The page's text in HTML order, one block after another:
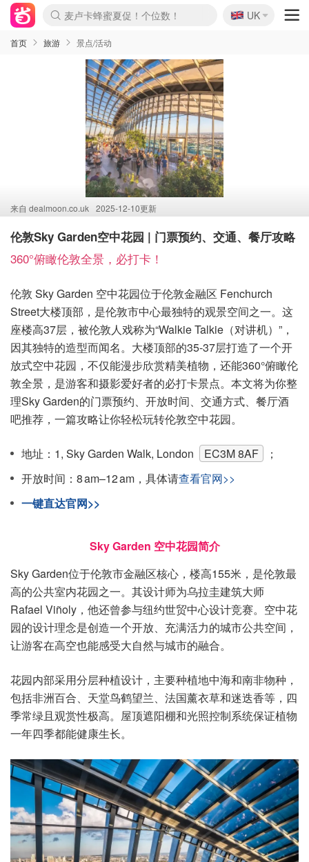
麦卢卡蜂蜜夏促！个位数！
Prada/Miu 4.8折！
啥？必胜客披萨5折！
🇬🇧
UK
首页 旅游 景点/活动
来自 dealmoon.co.uk 2025-12-10更新
伦敦Sky Garden空中花园 | 门票预约、交通、餐厅攻略
360°俯瞰伦敦全景，必打卡！
伦敦 Sky Garden 空中花园位于伦敦金融区 Fenchurch
Street大楼顶部，是伦敦市中心最独特的观景空间之一。这
座楼高37层，被伦敦人戏称为“Walkie Talkie（对讲机）”，
因其独特的造型而闻名。大楼顶部的35-37层打造了一个开
放式空中花园，不仅能漫步欣赏精美植物，还能360°俯瞰伦
敦全景，是游客和摄影爱好者的必打卡景点。本文将为你整
理Sky Garden的门票预约、开放时间、交通方式、餐厅酒
吧推荐，一篇攻略让你轻松玩转伦敦空中花园。
地址：1, Sky Garden Walk, London EC3M 8AF
；
开放时间：8 am–12 am，具体请查看官网>>
一键直达官网>>
Sky Garden 空中花园简介
Sky Garden位于伦敦市金融区核心，楼高155米，是伦敦最
高的公共室内花园之一。其设计师为乌拉圭建筑大师
Rafael Viñoly，他还曾参与纽约世贸中心设计竞赛。空中花
园的设计理念是创造一个开放、充满活力的城市公共空间，
让游客在高空也能感受大自然与城市的融合。
花园内部采用分层种植设计，主要种植地中海和南非物种，
包括非洲百合、天堂鸟鹤望兰、法国薰衣草和迷迭香等，四
季常绿且观赏性极高。屋顶遮阳棚和光照控制系统保证植物
一年四季都能健康生长。